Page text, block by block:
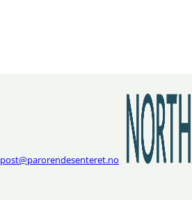
post@parorendesenteret.no